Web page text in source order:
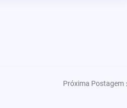
Próxima Postagem